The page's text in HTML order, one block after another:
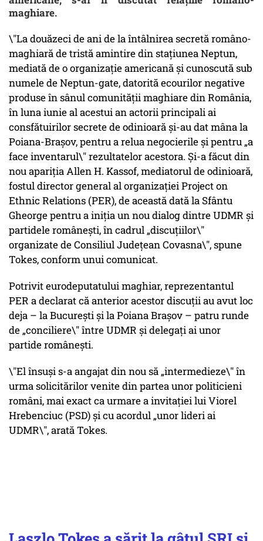
maghiare.
\"La douăzeci de ani de la întâlnirea secretă româno-
maghiară de tristă amintire din stațiunea Neptun,
mediată de o organizație americană și cunoscută sub
numele de Neptun-gate, datorită ecourilor negative
produse în sânul comunității maghiare din România,
în luna iunie al acestui an actorii principali ai
consfătuirilor secrete de odinioară şi-au dat mâna la
Poiana-Braşov, pentru a relua negocierile şi pentru „a
face inventarul\" rezultatelor acestora. Și-a făcut din
nou apariţia Allen H. Kassof, mediatorul de odinioară,
fostul director general al organizației Project on
Ethnic Relations (PER), de această dată la Sfântu
Gheorge pentru a iniţia un nou dialog dintre UDMR şi
partidele româneşti, în cadrul „discuţiilor\"
organizate de Consiliul Judeţean Covasna\", spune
Tokes, conform unui comunicat.
Potrivit eurodeputatului maghiar, reprezentantul
PER a declarat că anterior acestor discuții au avut loc
deja – la Bucureşti şi la Poiana Braşov – patru runde
de „conciliere\" între UDMR şi delegați ai unor
partide românești.
\"El însuşi s-a angajat din nou să „intermedieze\" în
urma solicitărilor venite din partea unor politicieni
români, mai exact ca urmare a invitației lui Viorel
Hrebenciuc (PSD) și cu acordul „unor lideri ai
UDMR\", arată Tokes.